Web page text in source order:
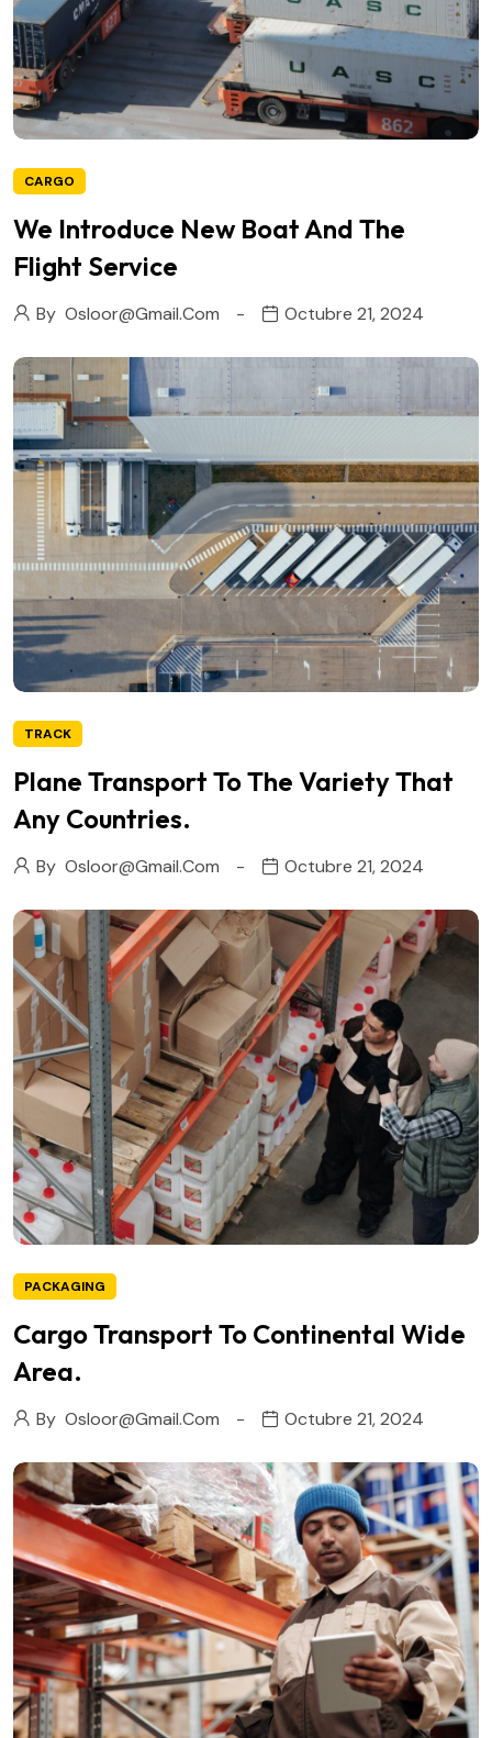
CARGO
We Introduce New Boat And The
Flight Service
By Osloor@gmail.com Octubre 21, 2024
TRACK
Plane Transport To The Variety That
Any Countries.
By Osloor@gmail.com Octubre 21, 2024
PACKAGING
Cargo Transport To Continental Wide
Area.
By Osloor@gmail.com Octubre 21, 2024